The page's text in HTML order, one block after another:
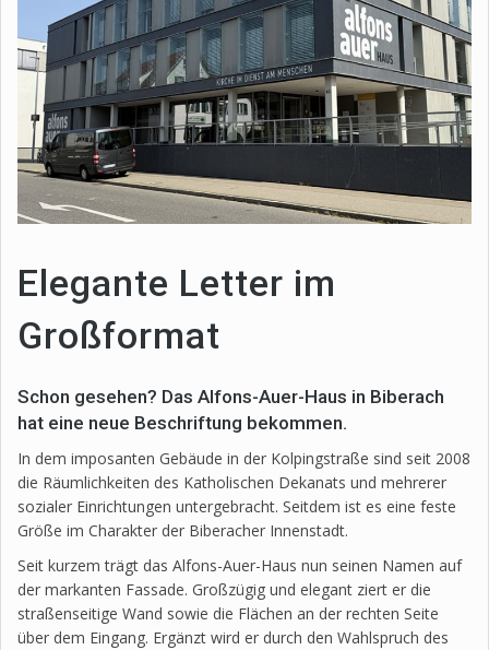
Elegante Letter im
Großformat
Schon gesehen? Das Alfons-Auer-Haus in Biberach
hat eine neue Beschriftung bekommen.
In dem imposanten Gebäude in der Kolpingstraße sind seit 2008
die Räumlichkeiten des Katholischen Dekanats und mehrerer
sozialer Einrichtungen untergebracht. Seitdem ist es eine feste
Größe im Charakter der Biberacher Innenstadt.
Seit kurzem trägt das Alfons-Auer-Haus nun seinen Namen auf
der markanten Fassade. Großzügig und elegant ziert er die
straßenseitige Wand sowie die Flächen an der rechten Seite
über dem Eingang. Ergänzt wird er durch den Wahlspruch des